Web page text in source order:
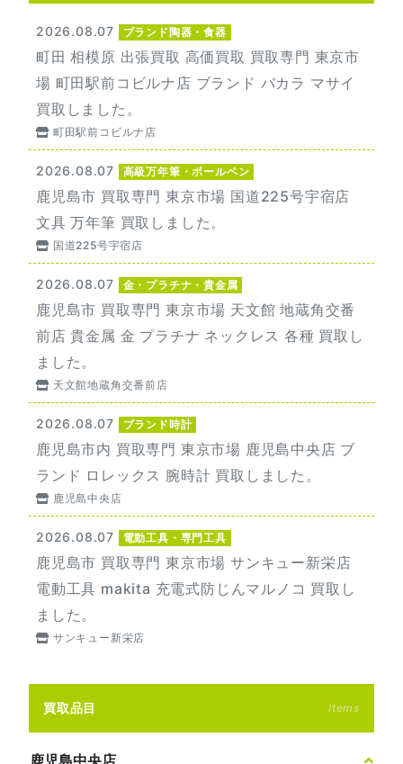
2026.08.07 ブランド陶器・食器
町田 相模原 出張買取 高価買取 買取専門 東京市
場 町田駅前コビルナ店 ブランド バカラ マサイ
買取しました。
町田駅前コビルナ店
2026.08.07 高級万年筆・ボールペン
鹿児島市 買取専門 東京市場 国道225号宇宿店
文具 万年筆 買取しました。
国道225号宇宿店
2026.08.07 金・プラチナ・貴金属
鹿児島市 買取専門 東京市場 天文館 地蔵角交番
前店 貴金属 金 プラチナ ネックレス 各種 買取し
ました。
天文館地蔵角交番前店
2026.08.07 ブランド時計
鹿児島市内 買取専門 東京市場 鹿児島中央店 ブ
ランド ロレックス 腕時計 買取しました。
鹿児島中央店
2026.08.07 電動工具・専門工具
鹿児島市 買取専門 東京市場 サンキュー新栄店
電動工具 makita 充電式防じんマルノコ 買取し
ました。
サンキュー新栄店
買取品目 Items
鹿児島中央店